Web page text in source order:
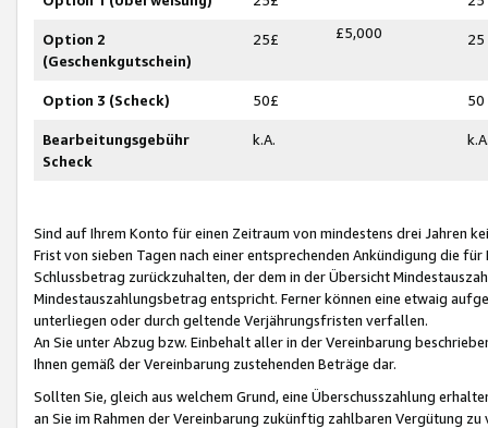
Option 2
(Geschenkgutschein)
25£ £5,000 25
Option 3 (Scheck) 50£ 50
Bearbeitungsgebühr
Scheck
k.A.
Sind auf Ihrem Konto für einen Zeitraum von mindestens drei Jahren
Frist von sieben Tagen nach einer entsprechenden Ankündigung die
Schlussbetrag zurückzuhalten, der dem in der Übersicht
Mindestauszahlungsbetrag entspricht. Ferner können eine etwaig
unterliegen oder durch geltende Verjährungsfristen verfallen.
An Sie unter Abzug bzw. Einbehalt aller in der Vereinbarung
Ihnen gemäß der Vereinbarung zustehenden Beträge dar.
Sollten Sie, gleich aus welchem Grund, eine Überschusszahlung
an Sie im Rahmen der Vereinbarung zukünftig zahlbaren Vergütung zu